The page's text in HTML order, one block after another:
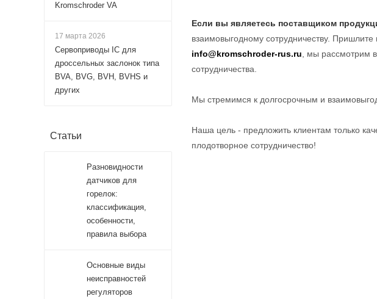
Если вы являетесь поставщиком
взаимовыгодному сотрудничеству.
info@kromschroder-rus.ru , мы рассмотрим
сотрудничества.
Мы стремимся к долгосрочным и
Наша цель - предложить клиентам только
плодотворное сотрудничество!
Kromschroder VA
17 марта 2026
Сервоприводы IC для
дроссельных заслонок типа
BVA, BVG, BVH, BVHS и
других
Статьи
Разновидности
датчиков для
горелок:
классификация,
особенности,
правила выбора
Основные виды
неисправностей
регуляторов